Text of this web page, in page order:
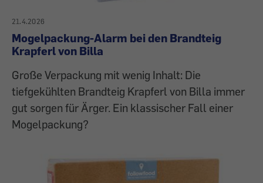
21.4.2026
Mogelpackung-Alarm bei den Brandteig
Krapferl von Billa
Große Verpackung mit wenig Inhalt: Die
tiefgekühlten Brandteig Krapferl von Billa immer
gut sorgen für Ärger. Ein klassischer Fall einer
Mogelpackung?